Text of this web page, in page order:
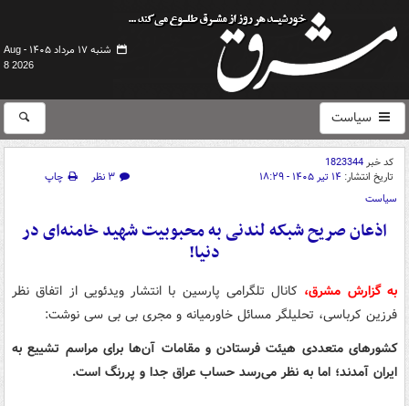
شنبه ۱۷ مرداد ۱۴۰۵ -
Aug
8 2026
سیاست
کد خبر1823344
تاریخ انتشار: ۱۴ تیر ۱۴۰۵ - ۱۸:۲۹ ۳ نظر
چاپ
سیاست
اذعان صریح شبکه لندنی به محبوبیت شهید خامنه‌ای در
دنیا!
به گزارش مشرق، کانال تلگرامی پارسین با انتشار ویدئویی از اتفاق نظر
فرزین کرباسی، تحلیلگر مسائل خاورمیانه و مجری بی بی سی نوشت:
کشورهای متعددی هیئت فرستادن و مقامات آن‌ها برای مراسم تشییع به
ایران آمدند؛ اما به نظر می‌رسد حساب عراق جدا و پررنگ است.